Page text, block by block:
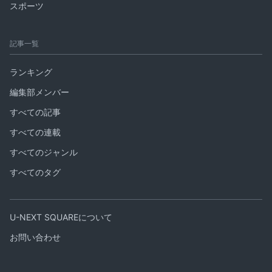
スポーツ
記事一覧
ランキング
編集部メンバー
すべての記事
すべての連載
すべてのジャンル
すべてのタグ
U-NEXT SQUAREについて
お問い合わせ